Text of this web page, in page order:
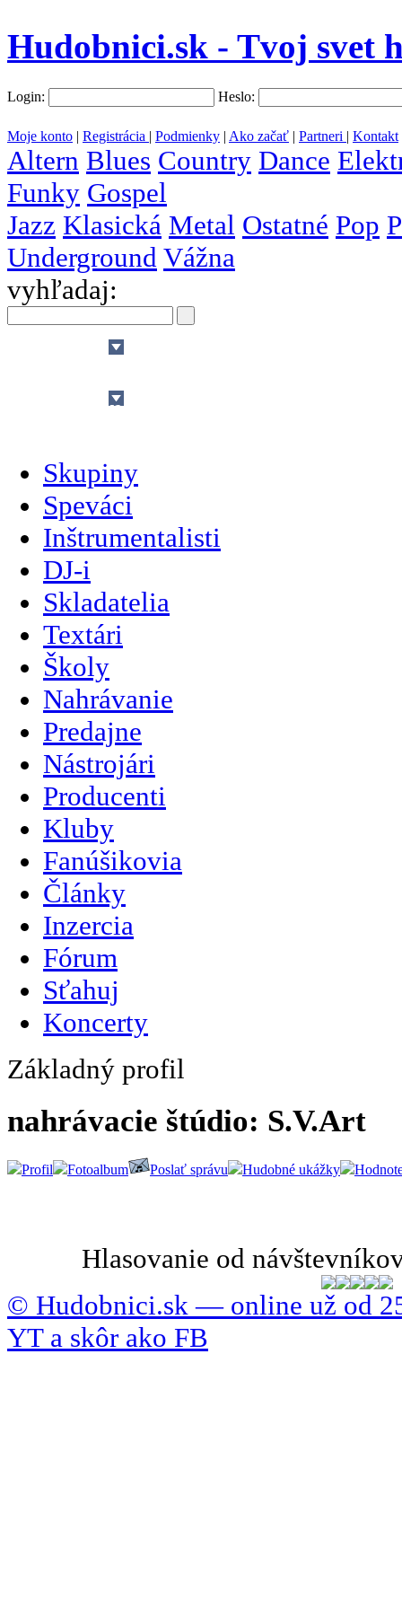
Hudobnici.sk - Tvoj svet
Login: Heslo:
Moje konto | Registrácia | Podmienky | Ako začať | Partneri | Kontakt
Altern Blues Country Dance
Funky Gospel
Jazz Klasická Metal Ostatné Pop
Underground Vážna
vyhľadaj:
slovenčina
Skupiny
Speváci
Inštrumentalisti
DJ-i
Skladatelia
Textári
Školy
Nahrávanie
Predajne
Nástrojári
Producenti
Kluby
Fanúšikovia
Články
Inzercia
Fórum
Sťahuj
Koncerty
Základný profil
nahrávacie štúdio: S.V.Art
Profil Fotoalbum Poslať správu Hudobné ukážky
Hlasovanie od
© Hudobnici.sk — online už od
YT a skôr ako FB